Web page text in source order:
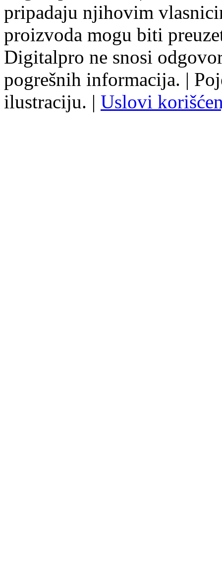
pripadaju njihovim
proizvoda mogu biti
Digitalpro ne snosi
pogrešnih informacija. |
ilustraciju. | Uslovi